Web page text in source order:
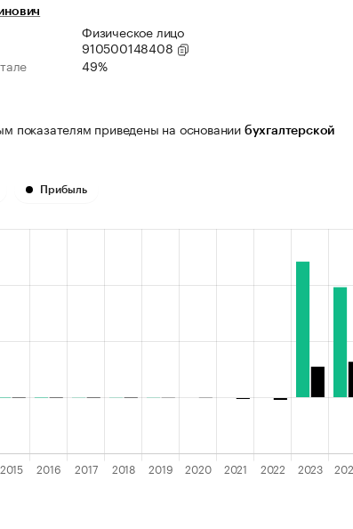
Физическое лицо
910500148408
49%
показателям приведены на основании бухгалтерской
Прибыль